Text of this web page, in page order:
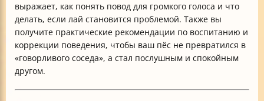
выражает, как понять повод для громкого голоса и что
делать, если лай становится проблемой. Также вы
получите практические рекомендации по воспитанию и
коррекции поведения, чтобы ваш пёс не превратился в
«говорливого соседа», а стал послушным и спокойным
другом.